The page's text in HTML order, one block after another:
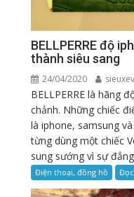
BELLPERRE độ
thành siêu sang
24/04/2020
BELLPERRE là hãng
chảnh. Những chiếc
là iphone, samsung
từng dùng một chiếc
sung sướng vì sự
Điện thoại, đồng hồ